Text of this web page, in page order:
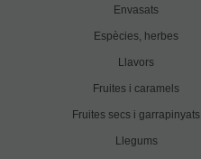
Envasats
Espècies, herbes
Llavors
Fruites i caramels
Fruites secs i garrapinyats
Llegums